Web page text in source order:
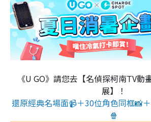
《U GO》請您去【名偵探柯南TV動
展】！
還原經典名場面📹＋30位角色同框📸
🍿